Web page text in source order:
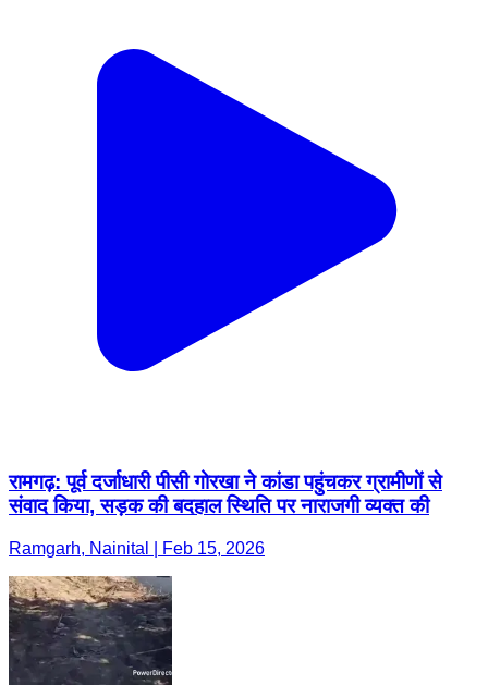
रामगढ़: पूर्व दर्जाधारी पीसी गोरखा ने कांडा पहुंचकर ग्रामीणों से
संवाद किया, सड़क की बदहाल स्थिति पर नाराजगी व्यक्त की
Ramgarh, Nainital | Feb 15, 2026